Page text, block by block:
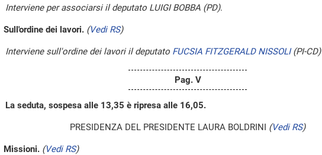
Interviene per associarsi il deputato LUIGI BOBBA (PD).
Sull'ordine dei lavori. (Vedi RS)
Interviene sull'ordine dei lavori il deputato FUCSIA FITZGERALD NISSOLI(PI-CD)
Pag. V
La seduta, sospesa alle 13,35 è ripresa alle 16,05.
PRESIDENZA DEL PRESIDENTE LAURA BOLDRINI (Vedi RS)
Missioni. (Vedi RS)